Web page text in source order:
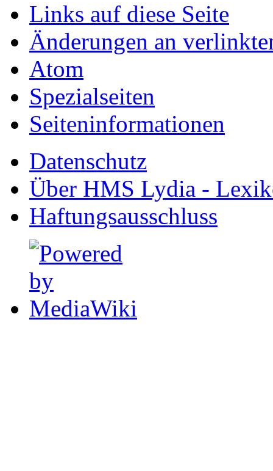
Links auf diese Seite
Änderungen an
Atom
Spezialseiten
Seiten­informationen
Datenschutz
Über HMS Lydia -
Haftungsausschluss